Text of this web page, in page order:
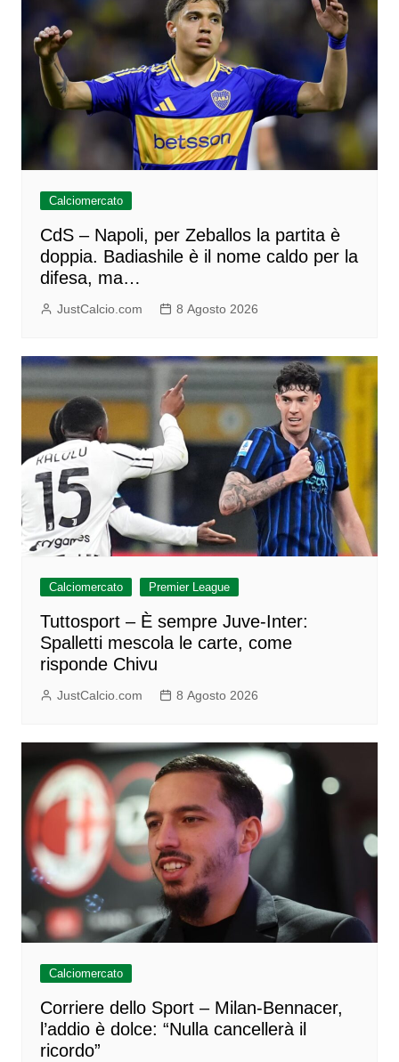
Calciomercato
CdS – Napoli, per Zeballos la partita è
doppia. Badiashile è il nome caldo per la
difesa, ma…
JustCalcio.com 8 Agosto 2026
Calciomercato Premier League
Tuttosport – È sempre Juve-Inter:
Spalletti mescola le carte, come
risponde Chivu
JustCalcio.com 8 Agosto 2026
Calciomercato
Corriere dello Sport – Milan-Bennacer,
l’addio è dolce: “Nulla cancellerà il
ricordo”